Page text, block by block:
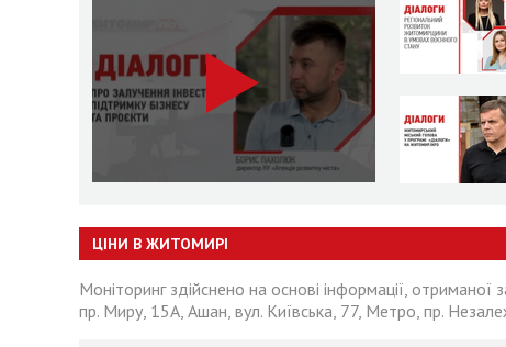
ЦІНИ В ЖИТОМИРІ
Моніторинг здійснено на основі інформації,
пр. Миру, 15А, Ашан, вул. Київська, 77, Метро, пр.